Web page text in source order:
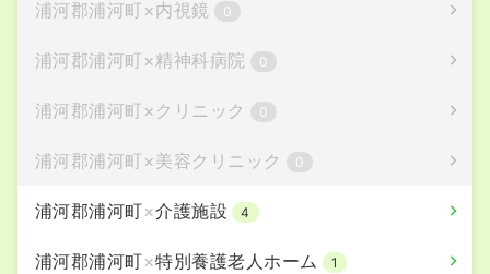
浦河郡浦河町 ×内視鏡 0
浦河郡浦河町 ×精神科病院 0
浦河郡浦河町 × クリニック 0
浦河郡浦河町 ×美容クリニック 0
浦河郡浦河町×介護施設 4
浦河郡浦河町×特別養護老人ホーム 1